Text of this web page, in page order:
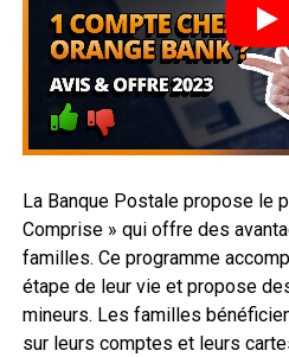
La Banque Postale propose le
Comprise » qui offre des
familles. Ce programme
étape de leur vie et propose
mineurs. Les familles
sur leurs comptes et leurs